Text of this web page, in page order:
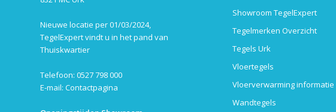
Nieuwe locatie per 01/03/2024,
TegelExpert vindt u in het pand van
Thuiskwartier
Telefoon: 0527 798 000
E-mail: Contactpagina
Showroom TegelExpert
Tegelmerken Overzicht
Tegels Urk
Vloertegels
Vloerverwarming informatie
Wandtegels